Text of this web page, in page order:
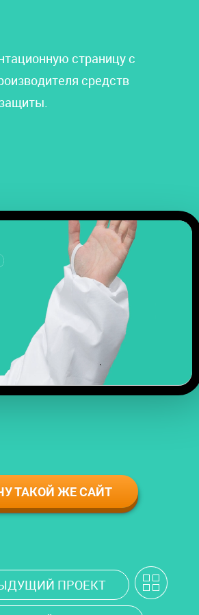
УСЛУГИ
ВАКАНСИИ
КОНТАКТЫ
страницу с
средств
ТАКОЙ ЖЕ САЙТ
ПРОЕКТ